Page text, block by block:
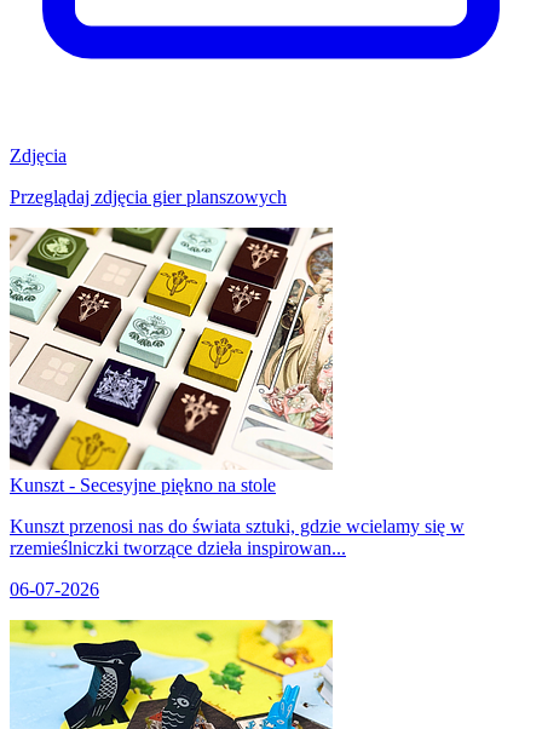
Zdjęcia
Przeglądaj zdjęcia gier planszowych
Kunszt - Secesyjne piękno na stole
Kunszt przenosi nas do świata sztuki, gdzie wcielamy się w
rzemieślniczki tworzące dzieła inspirowan...
06-07-2026